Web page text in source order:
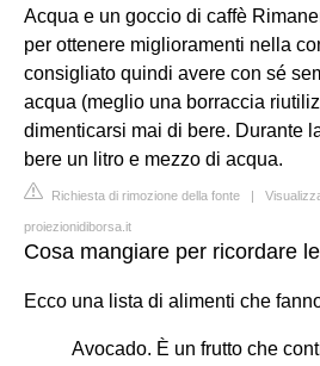
Acqua e un goccio di caffè
per ottenere miglioramenti nella
consigliato quindi avere con sé
acqua (meglio una borraccia
dimenticarsi mai di bere. Durante
bere un litro e mezzo di acqua.
Richiesta di rimozione della fonte |
proiezionidiborsa.it
Cosa mangiare per ricordare
Ecco una lista di alimenti che
Avocado. È un frutto che